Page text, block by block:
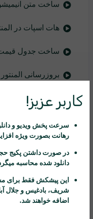
ساخت متن انیمیشن
هات اسپات در
ساخت جدول قیمت
بروزرسانی المنتور
باکس چرخنده
کار با کال تو اکشن
کاروسل نظرات
ساخت فهرست
کاربر عزیز!
سرعت پخش ویدیو و
رهانت بصورت ویژه
در صورت داشتن پکیج
دانلود شده محاسبه
این پیشکش فقط برای
شریف، بادغیس و جلال
اضافه خواهند شد.